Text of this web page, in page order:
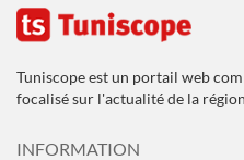
Tuniscope est un portail web
focalisé sur l'actualité de la
INFORMATION